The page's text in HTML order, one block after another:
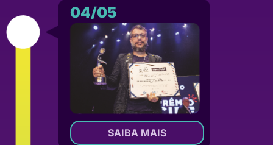
04/05
SAIBA MAIS